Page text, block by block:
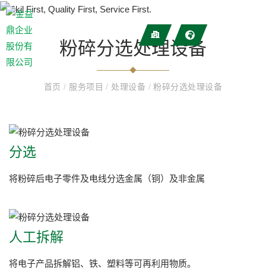
粉碎分选处理设备
首页/ 服务项目/ 处理设备 / 粉碎分选处理设备
分选
将粉碎后电子零件及电线分选金属（铜）及非金属
人工拆解
将电子产品拆解铝、铁、塑料等可再利用物质。